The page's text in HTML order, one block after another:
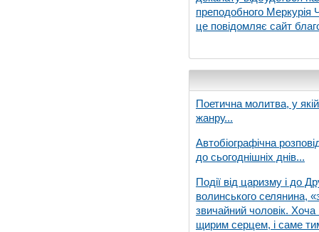
преподобного Меркурія
це повідомляє сайт
Поетична молитва, у
жанру...
Автобіографічна
до сьогоднішніх днів...
Події від царизму і до
волинського селянина,
звичайний чоловік. Хоча
щирим серцем, і саме